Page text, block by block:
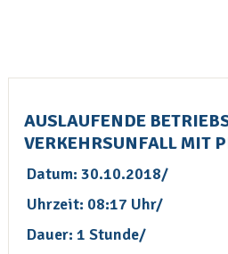
AUSLAUFENDE
VERKEHRSUNFALL MIT
Datum: 30.10.2018/
Uhrzeit: 08:17 Uhr/
Dauer: 1 Stunde/